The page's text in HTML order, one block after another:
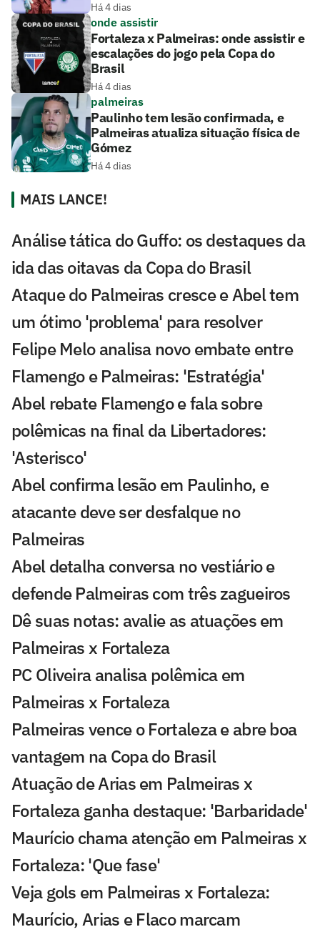
Há 4 dias
onde assistir
Fortaleza x Palmeiras: onde assistir e
escalações do jogo pela Copa do
Brasil
Há 4 dias
palmeiras
Paulinho tem lesão confirmada, e
Palmeiras atualiza situação física de
Gómez
Há 4 dias
MAIS LANCE!
Análise tática do Guffo: os destaques da
ida das oitavas da Copa do Brasil
Ataque do Palmeiras cresce e Abel tem
um ótimo 'problema' para resolver
Felipe Melo analisa novo embate entre
Flamengo e Palmeiras: 'Estratégia'
Abel rebate Flamengo e fala sobre
polêmicas na final da Libertadores:
'Asterisco'
Abel confirma lesão em Paulinho, e
atacante deve ser desfalque no
Palmeiras
Abel detalha conversa no vestiário e
defende Palmeiras com três zagueiros
Dê suas notas: avalie as atuações em
Palmeiras x Fortaleza
PC Oliveira analisa polêmica em
Palmeiras x Fortaleza
Palmeiras vence o Fortaleza e abre boa
vantagem na Copa do Brasil
Atuação de Arias em Palmeiras x
Fortaleza ganha destaque: 'Barbaridade'
Maurício chama atenção em Palmeiras x
Fortaleza: 'Que fase'
Veja gols em Palmeiras x Fortaleza:
Maurício, Arias e Flaco marcam